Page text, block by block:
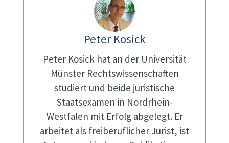
Peter Kosick
Peter Kosick hat an der Universität
Münster Rechtswissenschaften
studiert und beide juristische
Staatsexamen in Nordrhein-
Westfalen mit Erfolg abgelegt. Er
arbeitet als freiberuflicher Jurist, ist